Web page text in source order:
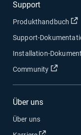
Support
Produkthandbuch
Support-
Installation-
Community In
Über uns
Über uns